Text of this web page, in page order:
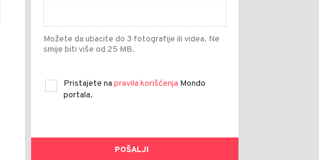
Možete da ubacite do 3 fotografije ili videa. Ne
smije biti više od 25 MB.
Pristajete na pravila korišćenja Mondo
portala.
POŠALJI